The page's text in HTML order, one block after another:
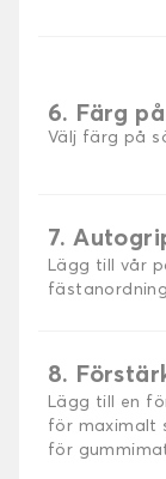
6. Färg
Välj färg på
7.
Lägg till vår
8.
Lägg till en
för maximalt
för